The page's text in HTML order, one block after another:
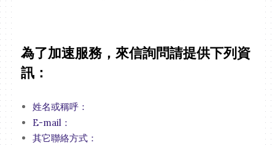
為了加速服務，來信詢問請提供下列資
訊：
姓名或稱呼：
E-mail：
其它聯絡方式：